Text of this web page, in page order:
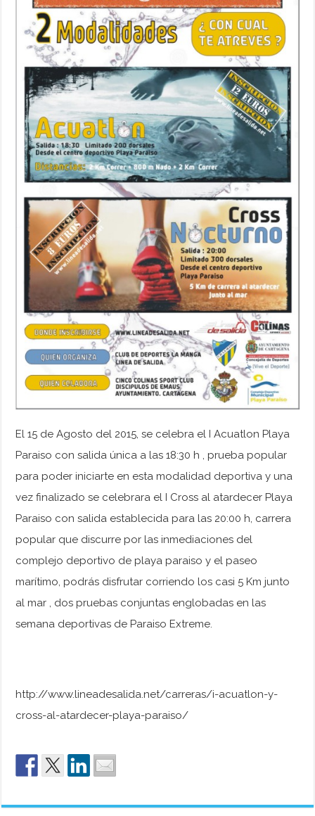
El 15 de Agosto del 2015, se celebra el I Acuatlon Playa
Paraiso con salida única a las 18:30 h , prueba popular
para poder iniciarte en esta modalidad deportiva y una
vez finalizado se celebrara el I Cross al atardecer Playa
Paraiso con salida establecida para las 20:00 h, carrera
popular que discurre por las inmediaciones del
complejo deportivo de playa paraiso y el paseo
marítimo, podrás disfrutar corriendo los casi 5 Km junto
al mar , dos pruebas conjuntas englobadas en las
semana deportivas de Paraiso Extreme.
http://www.lineadesalida.net/carreras/i-acuatlon-y-
cross-al-atardecer-playa-paraiso/